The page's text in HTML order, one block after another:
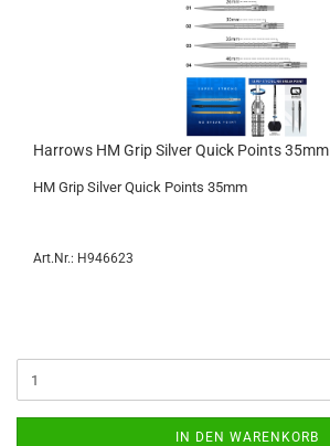
Har­rows HM Grip Sil­ver Quick Points 35mm
HM Grip Sil­ver Quick Points 35mm
Art.Nr.: H946623
IN DEN WARENKORB